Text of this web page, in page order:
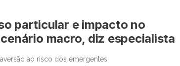
particular e impacto no
macro, diz especialista
ao risco dos emergentes